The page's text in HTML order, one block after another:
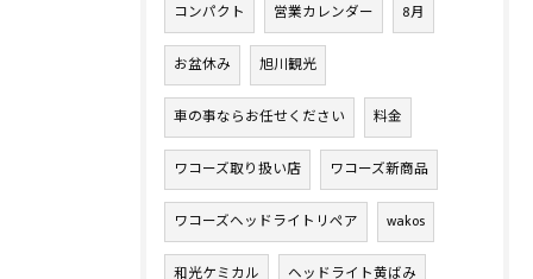
コンパクト 営業カレンダー 8月
お盆休み 旭川観光
車の事ならお任せください 料金
ワコーズ取り扱い店 ワコーズ新商品
ワコーズヘッドライトリペア wakos
和光ケミカル ヘッドライト黄ばみ